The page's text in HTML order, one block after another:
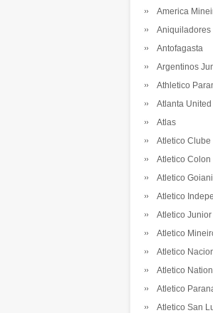
America
Aniquiladores
Antofagasta
Argentinos
Athletico
Atlanta United
Atlas
Atletico
Atletico Colon
Atletico
Atletico
Atletico Junior
Atletico
Atletico
Atletico
Atletico
Atletico San